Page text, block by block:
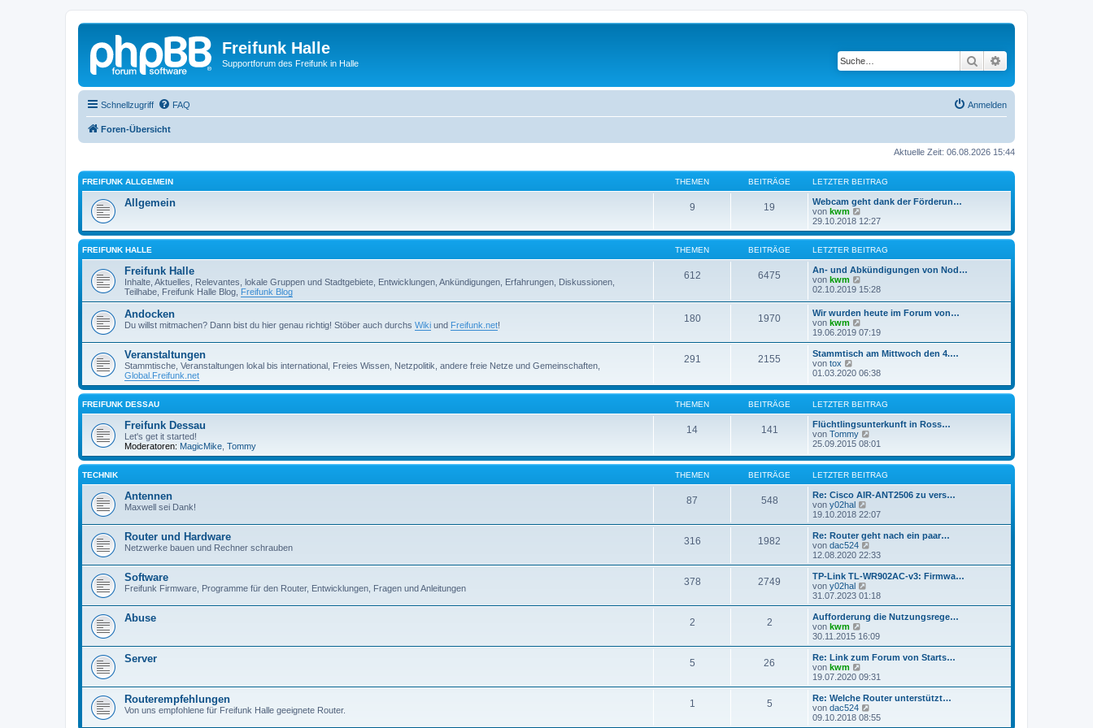
Freifunk Halle
Supportforum des Freifunk in Halle Suche
Schnellzugriff FAQ Anmelden
Foren-Übersicht
Aktuelle Zeit: 06.08.2026 15:44
FREIFUNK ALLGEMEIN THEMEN BEITRÄGE LETZTER BEITRAG
Allgemein 9 19
Webcam geht dank der Förderun…
von kwm
e
u
e
s
t
e
B
t
r
a
g
29.10.2018 12:27
FREIFUNK HALLE THEMEN BEITRÄGE LETZTER BEITRAG
Freifunk Halle
Inhalte, Aktuelles, Relevantes, lokale Gruppen und Stadtgebiete, Entwicklungen, Ankündigungen, Erfahrungen, Diskussionen,
Teilhabe, Freifunk Halle Blog, Freifunk Blog
612 6475
An- und Abkündigungen von Nod…
von kwm
e
e
s
t
e
r
B
i
t
r
a
g
02.10.2019 15:28
Andocken
Du willst mitmachen? Dann bist du hier genau richtig! Stöber auch durchs Wiki und Freifunk.net!
180 1970
Wir wurden heute im Forum von…
von kwm
e
u
e
t
r
B
e
t
r
a
g
19.06.2019 07:19
Veranstaltungen
Stammtische, Veranstaltungen lokal bis international, Freies Wissen, Netzpolitik, andere freie Netze und Gemeinschaften,
Global.Freifunk.net
291 2155
Stammtisch am Mittwoch den 4.…
von tox
e
e
s
e
r
B
e
i
r
g
01.03.2020 06:38
FREIFUNK DESSAU THEMEN BEITRÄGE LETZTER BEITRAG
Freifunk Dessau
Let's get it started!
Moderatoren: MagicMike Tommy
14 141
Flüchtlingsunterkunft in Ross…
von Tommy
e
e
s
e
r
B
e
i
t
r
a
g
25.09.2015 08:01
TECHNIK THEMEN BEITRÄGE LETZTER BEITRAG
Antennen
Maxwell sei Dank!
87 548
Re: Cisco AIR-ANT2506 zu vers…
von y02hal
e
u
e
s
t
r
B
e
i
r
g
19.10.2018 22:07
Router und Hardware
Netzwerke bauen und Rechner schrauben
316 1982
Re: Router geht nach ein paar…
von dac524
e
u
e
t
B
e
i
r
g
12.08.2020 22:33
Software
Freifunk Firmware, Programme für den Router, Entwicklungen, Fragen und Anleitungen
378 2749
TP-Link TL-WR902AC-v3: Firmwa…
von y02hal
e
u
e
s
t
B
e
i
r
a
g
31.07.2023 01:18
Abuse 2 2
Aufforderung die Nutzungsrege…
von kwm
e
u
e
t
r
B
e
i
30.11.2015 16:09
Server 5 26
Re: Link zum Forum von Starts…
von kwm
e
u
e
s
t
19.07.2020 09:31
Routerempfehlungen
Von uns empfohlene für Freifunk Halle geeignete Router.
1 5
Re: Welche Router unterstützt…
von dac524
e
09.10.2018 08:55